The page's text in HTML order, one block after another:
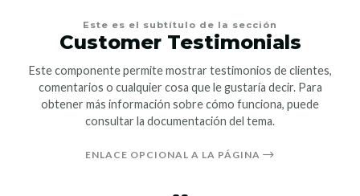
Este es el subtítulo de la sección
Customer Testimonials
Este componente permite mostrar testimonios de clientes,
comentarios o cualquier cosa que le gustaría decir. Para
obtener más información sobre cómo funciona, puede
consultar la documentación del tema.
ENLACE OPCIONAL A LA PÁGINA